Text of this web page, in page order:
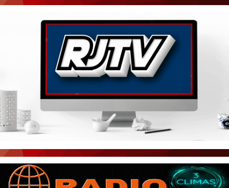
CNN BRASIL
PORTAL CEARÁ
ÚLTIMAS POSTAGENS
BOAS NOTÍCIAS...VIRAM MANCHETE!
CEARÁ BRASIL NOTÍCIAS
CEARÁ BRASIL MUNDO 1